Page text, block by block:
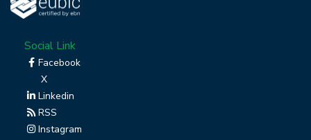
Social Link
Facebook
X
Linkedin
RSS
Instagram